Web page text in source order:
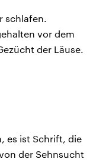
schlafen.
vor dem
der Läuse.
es ist Schrift, die
der Sehnsucht